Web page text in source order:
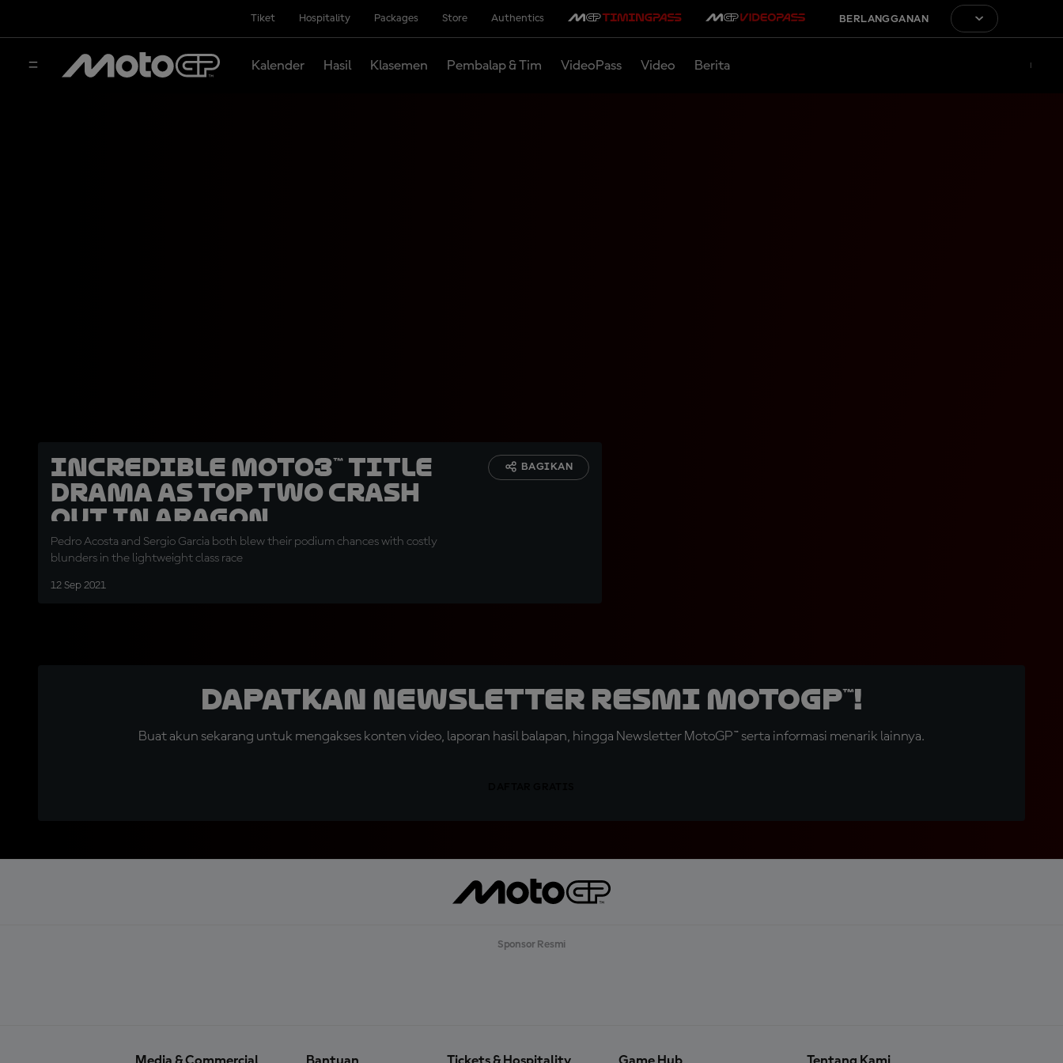
Tiket Hospitality Packages Store Authentics BERLANGGANAN
Kalender Hasil Klasemen Pembalap & Tim VideoPass Video Berita
Incredible Moto3™ title
drama as top two crash
out in Aragon
Pedro Acosta and Sergio Garcia both blew their podium chances with costly
blunders in the lightweight class race
12 Sep 2021
BAGIKAN
Dapatkan Newsletter Resmi MotoGP™!
Buat akun sekarang untuk mengakses konten video, laporan hasil balapan, hingga Newsletter MotoGP™ serta informasi menarik lainnya.
Sponsor Resmi